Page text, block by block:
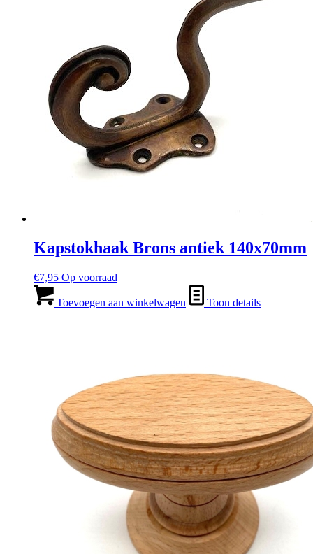
Kapstokhaak Brons antiek 140x70mm
€7,95 Op voorraad
Toevoegen aan winkelwagen Toon details